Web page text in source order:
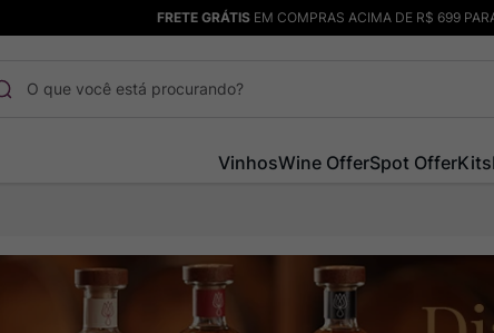
FRETE GRÁTISEM COMPRAS ACIMA DE R$ 699
VinhosWine OfferSpot OfferKits